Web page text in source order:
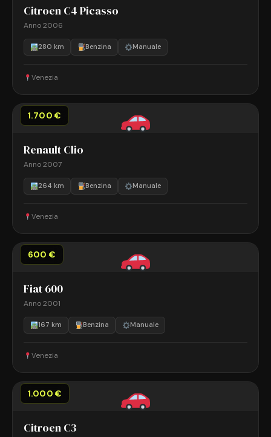
Citroen C4 Picasso
Anno 2006
280 km Benzina Manuale
Venezia
1.700 €
Renault Clio
Anno 2007
264 km Benzina Manuale
Venezia
600 €
Fiat 600
Anno 2001
167 km Benzina Manuale
Venezia
1.000 €
Citroen C3